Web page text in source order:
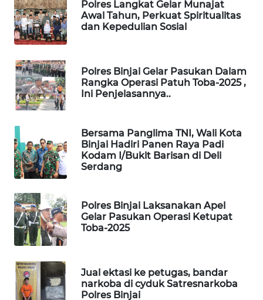
Polres Langkat Gelar Munajat
Awal Tahun, Perkuat Spiritualitas
dan Kepedulian Sosial
Polres Binjai Gelar Pasukan Dalam
Rangka Operasi Patuh Toba-2025 ,
Ini Penjelasannya..
Bersama Panglima TNI, Wali Kota
Binjai Hadiri Panen Raya Padi
Kodam I/Bukit Barisan di Deli
Serdang
Polres Binjai Laksanakan Apel
Gelar Pasukan Operasi Ketupat
Toba-2025
Jual ektasi ke petugas, bandar
narkoba di cyduk Satresnarkoba
Polres Binjai
PORTAL
KONSUMEN
FORWAMKI
ALPERKLINAS
TAMBANG
NEWS
SITUNGIR
NEWS
SIDIKALANG
NEWS
SIBARAGAS